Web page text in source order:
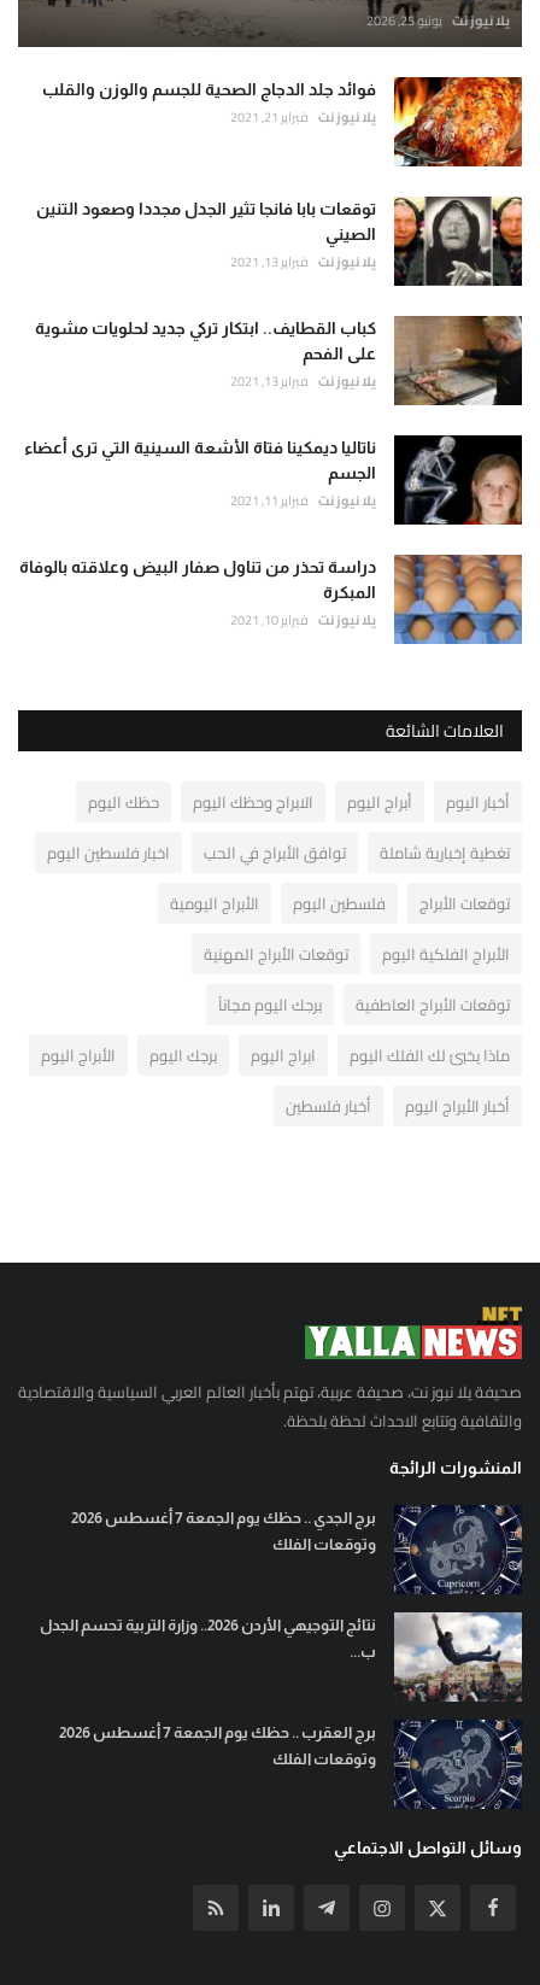
يلا نيوز نت يونيو 25, 2026
فوائد جلد الدجاج الصحية للجسم والوزن والقلب
يلا نيوز نت فبراير 21, 2021
توقعات بابا فانجا تثير الجدل مجددا وصعود التنين
الصيني
يلا نيوز نت فبراير 13, 2021
كباب القطايف.. ابتكار تركي جديد لحلويات مشوية
على الفحم
يلا نيوز نت فبراير 13, 2021
ناتاليا ديمكينا فتاة الأشعة السينية التي ترى أعضاء
الجسم
يلا نيوز نت فبراير 11, 2021
دراسة تحذر من تناول صفار البيض وعلاقته بالوفاة
المبكرة
يلا نيوز نت فبراير 10, 2021
العلامات الشائعة
أخبار اليوم أبراج اليوم الابراج وحظك اليوم
حظك اليوم
تغطية إخبارية شاملة
توافق الأبراج في الحب
اخبار فلسطين اليوم
توقعات الأبراج
فلسطين اليوم
الأبراج اليومية
الأبراج الفلكية اليوم
توقعات الأبراج المهنية
توقعات الأبراج العاطفية
برجك اليوم مجاناً
ماذا يخبئ لك الفلك اليوم
ابراج اليوم برجك اليوم
الأبراج اليوم
أخبار الأبراج اليوم
أخبار فلسطين
صحيفة يلا نيوز نت، صحيفة عربية، تهتم بأخبار العالم العربي السياسية والاقتصادية
والثقافية وتتابع الاحداث لحظة بلحظة.
المنشورات الرائجة
برج الجدي .. حظك يوم الجمعة 7 أغسطس 2026
وتوقعات الفلك
نتائج التوجيهي الأردن 2026.. وزارة التربية تحسم الجدل
ب...
برج العقرب .. حظك يوم الجمعة 7 أغسطس 2026
وتوقعات الفلك
وسائل التواصل الاجتماعي